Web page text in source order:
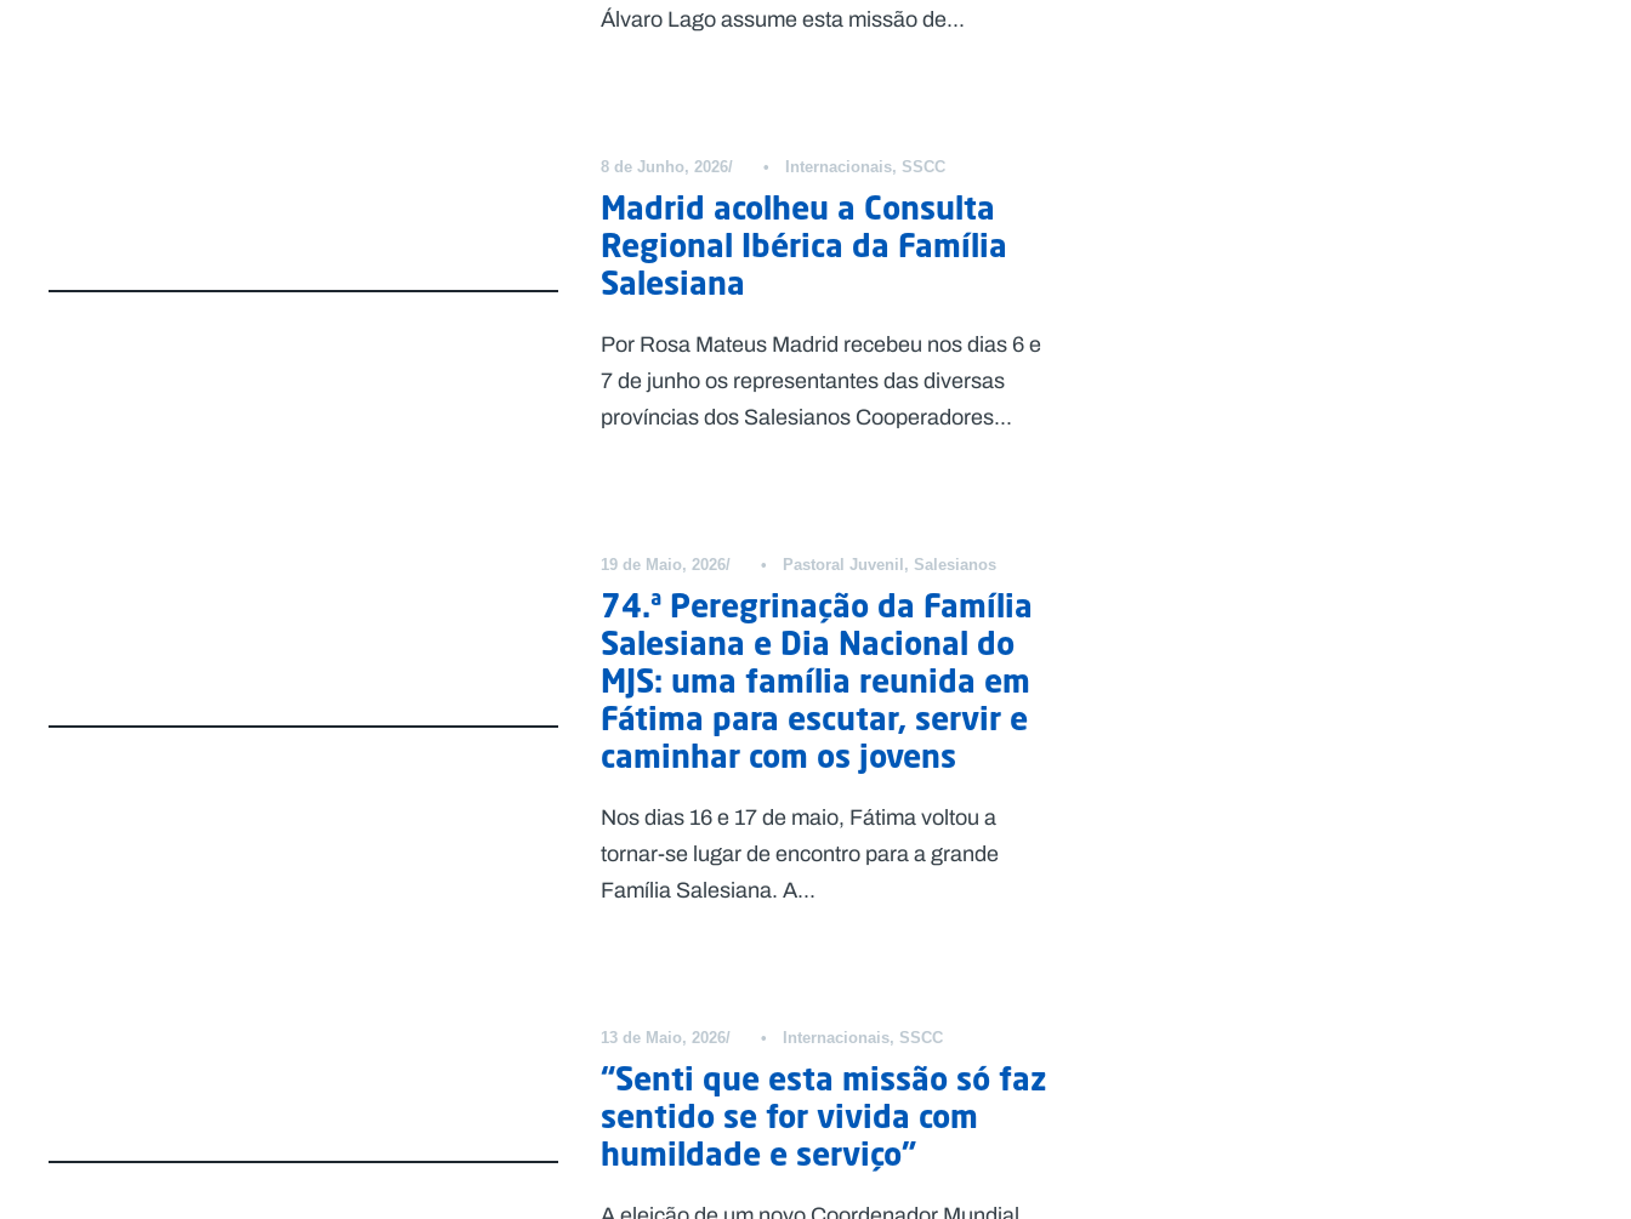
Álvaro Lago assume esta missão de...
8 de Junho, 2026 • Internacionais, SSCC
Madrid acolheu a Consulta
Regional Ibérica da Família
Salesiana
Por Rosa Mateus Madrid recebeu nos dias 6 e
7 de junho os representantes das diversas
províncias dos Salesianos Cooperadores...
19 de Maio, 2026 • Pastoral Juvenil , Salesianos
74.ª Peregrinação da Família
Salesiana e Dia Nacional do
MJS: uma família reunida em
Fátima para escutar, servir e
caminhar com os jovens
Nos dias 16 e 17 de maio, Fátima voltou a
tornar-se lugar de encontro para a grande
Família Salesiana. A...
13 de Maio, 2026 • Internacionais, SSCC
“Senti que esta missão só faz
sentido se for vivida com
humildade e serviço”